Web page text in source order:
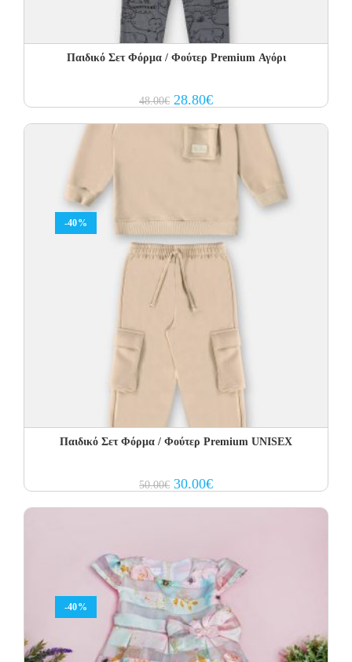
Παιδικό Σετ Φόρμα / Φούτερ Premium Αγόρι
48.00€ Original
price
48.00€.
28.80€Current
price
28.80€.
-40%
Παιδικό Σετ Φόρμα / Φούτερ Premium UNISEX
50.00€ Original
price
30.00€Current
price
-40%